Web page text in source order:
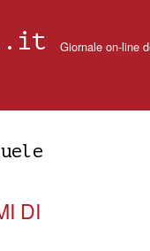
Giornale on-line
DI